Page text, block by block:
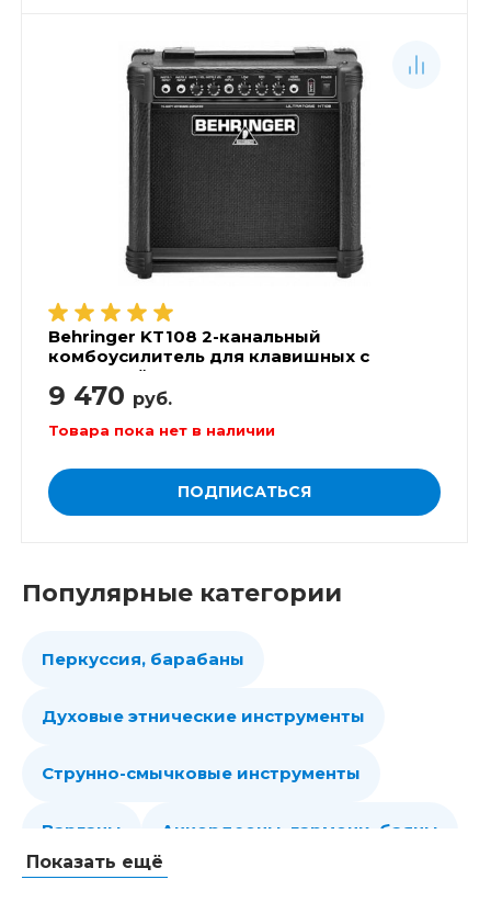
Behringer KT108 2-канальный
комбоусилитель для клавишных с
эмуляцией лампового звучания 15Вт
9 470 руб.
Товара пока нет в наличии
ПОДПИСАТЬСЯ
Популярные категории
Перкуссия, барабаны
Духовые этнические инструменты
Струнно-смычковые инструменты
Варганы Аккордеоны, гармони, баяны
Показать ещё